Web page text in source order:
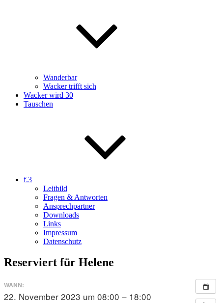
Wanderbar
Wacker trifft sich
Wacker wird 30
Tauschen
f.3
Leitbild
Fragen & Antworten
Ansprechpartner
Downloads
Links
Impressum
Datenschutz
Reserviert für Helene
WANN:
22. November 2023 um 08:00 – 18:00